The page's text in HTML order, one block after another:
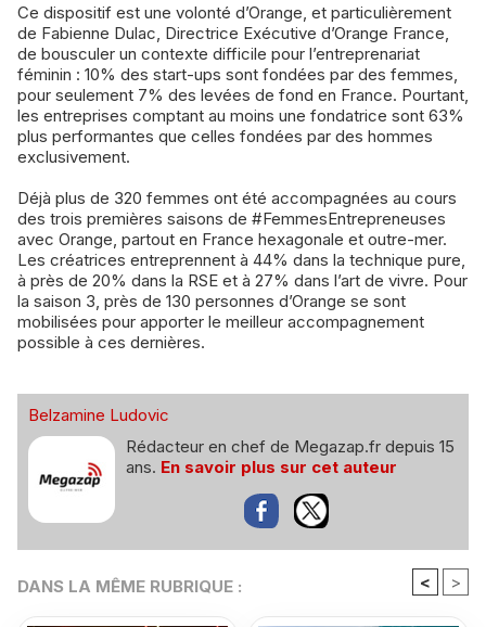
Ce dispositif est une volonté d’Orange, et particulièrement
de Fabienne Dulac, Directrice Exécutive d’Orange France,
de bousculer un contexte difficile pour l’entreprenariat
féminin : 10% des start-ups sont fondées par des femmes,
pour seulement 7% des levées de fond en France. Pourtant,
les entreprises comptant au moins une fondatrice sont 63%
plus performantes que celles fondées par des hommes
exclusivement.
Déjà plus de 320 femmes ont été accompagnées au cours
des trois premières saisons de #FemmesEntrepreneuses
avec Orange, partout en France hexagonale et outre-mer.
Les créatrices entreprennent à 44% dans la technique pure,
à près de 20% dans la RSE et à 27% dans l’art de vivre. Pour
la saison 3, près de 130 personnes d’Orange se sont
mobilisées pour apporter le meilleur accompagnement
possible à ces dernières.
Belzamine Ludovic
Rédacteur en chef de Megazap.fr depuis 15
ans. En savoir plus sur cet auteur
DANS LA MÊME RUBRIQUE : < >